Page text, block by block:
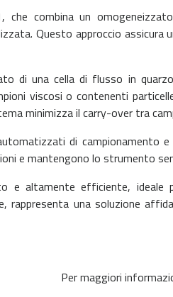
combina un
Questo approccio assicura
di una cella di flusso in
viscosi o contenenti
minimizza il carry-over tra
di
e mantengono lo strumento
altamente efficiente, ideale
rappresenta una soluzione
Per maggiori